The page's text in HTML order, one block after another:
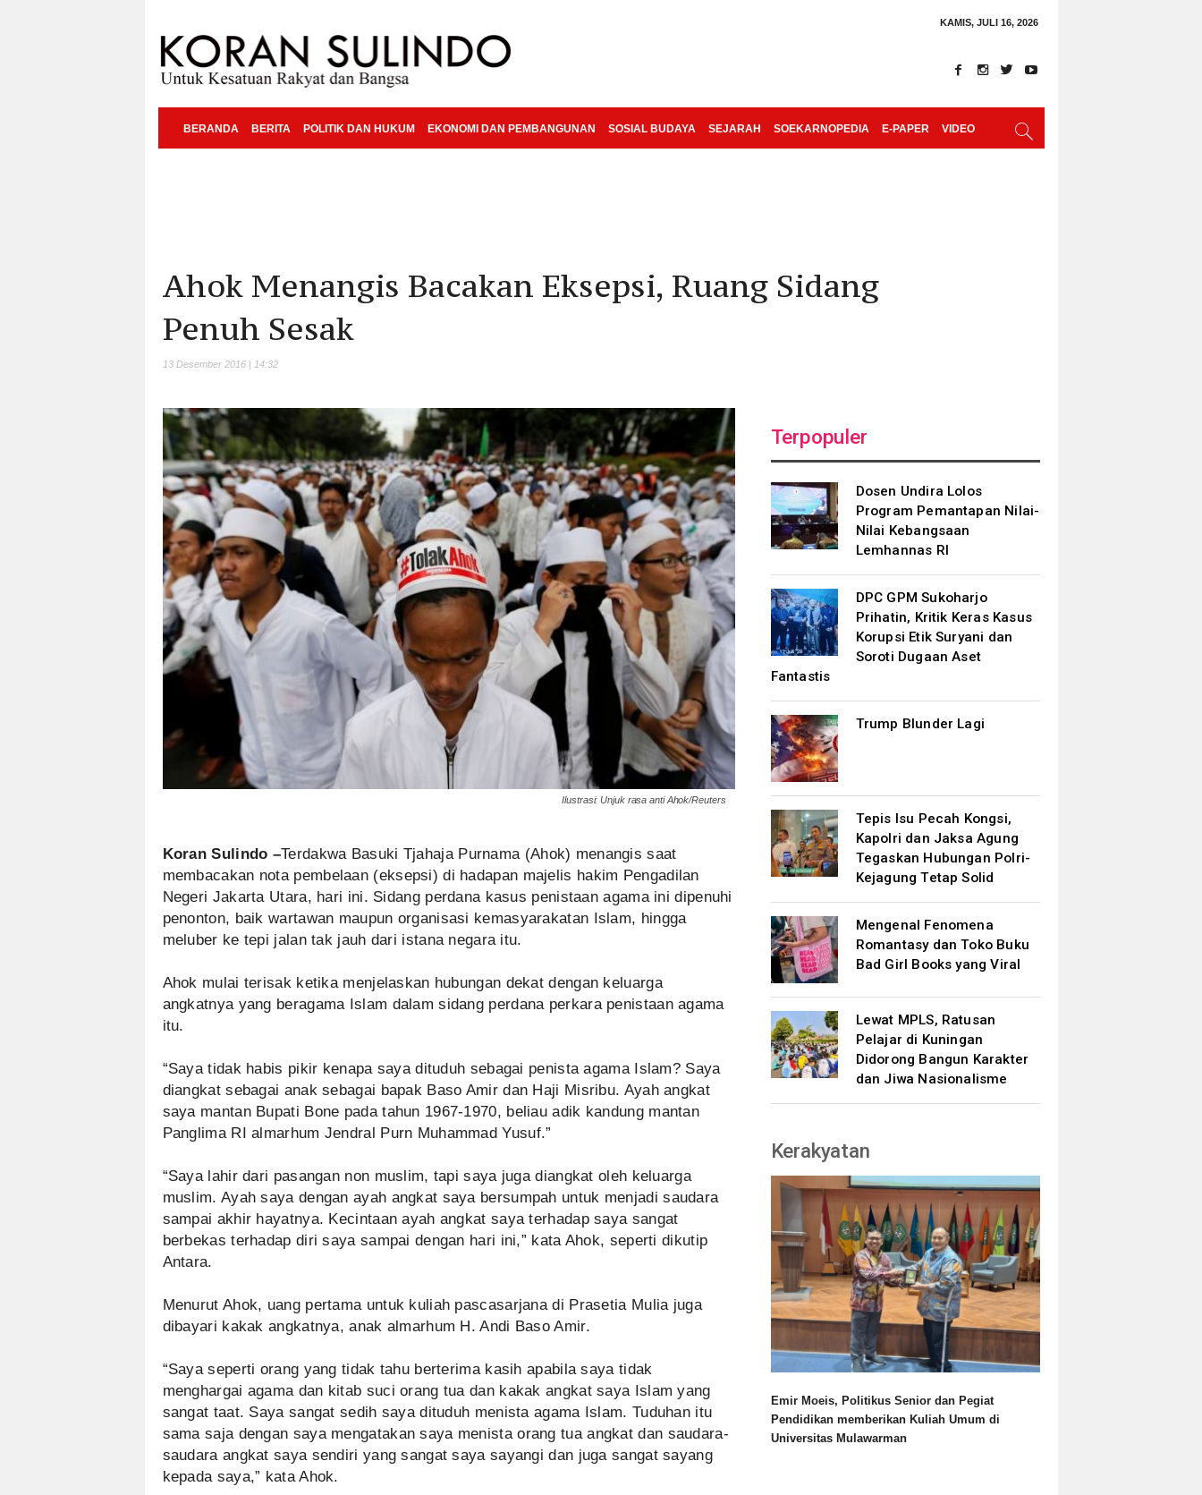
KAMIS, JULI 16, 2026
BERANDA BERITA POLITIK DAN HUKUM EKONOMI DAN PEMBANGUNAN SOSIAL BUDAYA SEJARAH SOEKARNOPEDIA E-PAPER VIDEO
Ahok Menangis Bacakan Eksepsi, Ruang Sidang
Penuh Sesak
13 Desember 2016 | 14:32
Ilustrasi: Unjuk rasa anti Ahok/Reuters
Koran Sulindo –Terdakwa Basuki Tjahaja Purnama (Ahok) menangis saat
membacakan nota pembelaan (eksepsi) di hadapan majelis hakim Pengadilan
Negeri Jakarta Utara, hari ini. Sidang perdana kasus penistaan agama ini dipenuhi
penonton, baik wartawan maupun organisasi kemasyarakatan Islam, hingga
meluber ke tepi jalan tak jauh dari istana negara itu.
Ahok mulai terisak ketika menjelaskan hubungan dekat dengan keluarga
angkatnya yang beragama Islam dalam sidang perdana perkara penistaan agama
itu.
“Saya tidak habis pikir kenapa saya dituduh sebagai penista agama Islam? Saya
diangkat sebagai anak sebagai bapak Baso Amir dan Haji Misribu. Ayah angkat
saya mantan Bupati Bone pada tahun 1967-1970, beliau adik kandung mantan
Panglima RI almarhum Jendral Purn Muhammad Yusuf.”
“Saya lahir dari pasangan non muslim, tapi saya juga diangkat oleh keluarga
muslim. Ayah saya dengan ayah angkat saya bersumpah untuk menjadi saudara
sampai akhir hayatnya. Kecintaan ayah angkat saya terhadap saya sangat
berbekas terhadap diri saya sampai dengan hari ini,” kata Ahok, seperti dikutip
Antara.
Menurut Ahok, uang pertama untuk kuliah pascasarjana di Prasetia Mulia juga
dibayari kakak angkatnya, anak almarhum H. Andi Baso Amir.
“Saya seperti orang yang tidak tahu berterima kasih apabila saya tidak
menghargai agama dan kitab suci orang tua dan kakak angkat saya Islam yang
sangat taat. Saya sangat sedih saya dituduh menista agama Islam. Tuduhan itu
sama saja dengan saya mengatakan saya menista orang tua angkat dan saudara-
saudara angkat saya sendiri yang sangat saya sayangi dan juga sangat sayang
kepada saya,” kata Ahok.
Terpopuler
Dosen Undira Lolos
Program Pemantapan Nilai-
Nilai Kebangsaan
Lemhannas RI
DPC GPM Sukoharjo
Prihatin, Kritik Keras Kasus
Korupsi Etik Suryani dan
Soroti Dugaan Aset
Fantastis
Trump Blunder Lagi
Tepis Isu Pecah Kongsi,
Kapolri dan Jaksa Agung
Tegaskan Hubungan Polri-
Kejagung Tetap Solid
Mengenal Fenomena
Romantasy dan Toko Buku
Bad Girl Books yang Viral
Lewat MPLS, Ratusan
Pelajar di Kuningan
Didorong Bangun Karakter
dan Jiwa Nasionalisme
Kerakyatan
Emir Moeis, Politikus Senior dan Pegiat
Pendidikan memberikan Kuliah Umum di
Universitas Mulawarman